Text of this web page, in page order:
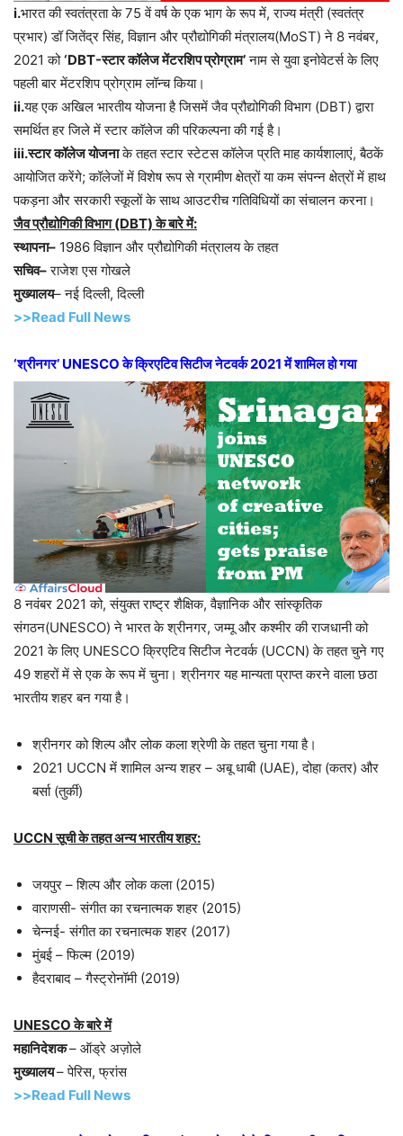
i.भारत की स्वतंत्रता के 75 वें वर्ष के एक भाग के रूप में, राज्य मंत्री (स्वतंत्र
प्रभार) डॉ जितेंद्र सिंह, विज्ञान और प्रौद्योगिकी मंत्रालय(MoST) ने 8 नवंबर,
2021 को‘DBT-स्टार कॉलेज मेंटरशिप प्रोग्राम’नाम से युवा इनोवेटर्स के लिए
पहली बार मेंटरशिप प्रोग्राम लॉन्च किया।
ii.यह एक अखिल भारतीय योजना है जिसमें जैव प्रौद्योगिकी विभाग (DBT) द्वारा
समर्थित हर जिले में स्टार कॉलेज की परिकल्पना की गई है।
iii.स्टार कॉलेज योजनाके तहत स्टार स्टेटस कॉलेज प्रति माह कार्यशालाएं, बैठकें
आयोजित करेंगे; कॉलेजों में विशेष रूप से ग्रामीण क्षेत्रों या कम संपन्न क्षेत्रों में हाथ
पकड़ना और सरकारी स्कूलों के साथ आउटरीच गतिविधियों का संचालन करना।
जैव प्रौद्योगिकी विभाग (DBT) के बारे में:
स्थापना– 1986 विज्ञान और प्रौद्योगिकी मंत्रालय के तहत
सचिव–राजेश एस गोखले
मुख्यालय– नई दिल्ली, दिल्ली
>>Read Full News
‘श्रीनगर’ UNESCO के क्रिएटिव सिटीज नेटवर्क 2021 में शामिल हो गया
8 नवंबर 2021 को, संयुक्त राष्ट्र शैक्षिक, वैज्ञानिक और सांस्कृतिक
संगठन(UNESCO) ने भारत के श्रीनगर, जम्मू और कश्मीर की राजधानी को
2021 के लिए UNESCO क्रिएटिव सिटीज नेटवर्क (UCCN) के तहत चुने गए
49 शहरों में से एक के रूप में चुना। श्रीनगर यह मान्यता प्राप्त करने वाला छठा
भारतीय शहर बन गया है।
श्रीनगर को शिल्प और लोक कला श्रेणी के तहत चुना गया है।
2021 UCCN में शामिल अन्य शहर – अबू धाबी (UAE), दोहा (कतर) और
बर्सा (तुर्की)
UCCN सूची के तहत अन्य भारतीय शहर:
जयपुर – शिल्प और लोक कला (2015)
वाराणसी- संगीत का रचनात्मक शहर (2015)
चेन्नई- संगीत का रचनात्मक शहर (2017)
मुंबई – फिल्म (2019)
हैदराबाद – गैस्ट्रोनॉमी (2019)
UNESCO के बारे में
महानिदेशक– ऑड्रे अज़ोले
मुख्यालय– पेरिस, फ्रांस
>>Read Full News